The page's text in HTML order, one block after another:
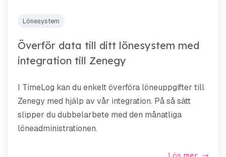
Lönesystem
Överför data till ditt lönesystem med
integration till Zenegy
I TimeLog kan du enkelt överföra löneuppgifter till
Zenegy med hjälp av vår integration. På så sätt
slipper du dubbelarbete med den månatliga
löneadministrationen.